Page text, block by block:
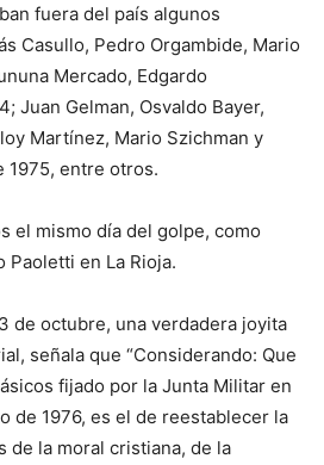
fuera del país algunos
Casullo, Pedro Orgambide, Mario
Mercado, Edgardo
Juan Gelman, Osvaldo Bayer,
Martínez, Mario Szichman y
1975, entre otros.
el mismo día del golpe, como
Paoletti en La Rioja.
de octubre, una verdadera joyita
señala que “Considerando: Que
fijado por la Junta Militar en
de 1976, es el de reestablecer la
de la moral cristiana, de la